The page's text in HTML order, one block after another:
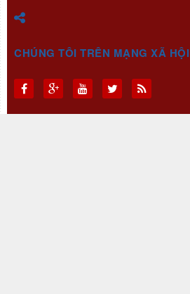
CHÚNG TÔI TRÊN MẠNG XÃ HỘI